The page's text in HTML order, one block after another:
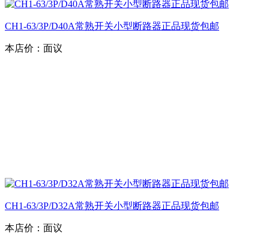
CH1-63/3P/D40A常熟开关小型断路器正品现货包邮
本店价： 面议
CH1-63/3P/D32A常熟开关小型断路器正品现货包邮
本店价： 面议